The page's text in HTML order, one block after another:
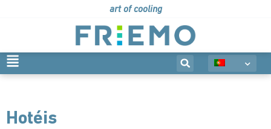
art of cooling
Hotéis